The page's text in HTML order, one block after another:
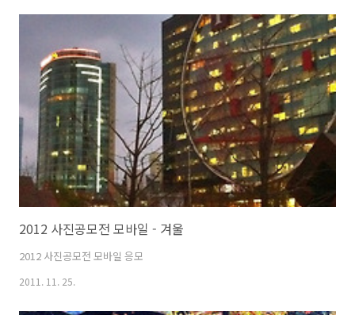
2012 사진공모전 모바일 - 겨울
2012 사진공모전 모바일 응모
2011. 11. 25.